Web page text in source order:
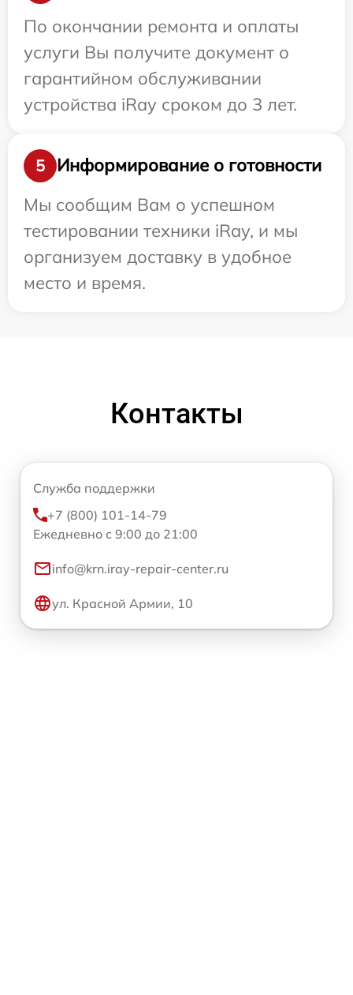
По окончании ремонта и оплаты
услуги Вы получите документ о
гарантийном обслуживании
устройства iRay сроком до 3 лет.
5
Информирование о готовности
Мы сообщим Вам о успешном
тестировании техники iRay, и мы
организуем доставку в удобное
место и время.
Контакты
Служба поддержки
+7 (800) 101-14-79
Ежедневно с 9:00 до 21:00
info@krn.iray-repair-center.ru
ул. Красной Армии, 10